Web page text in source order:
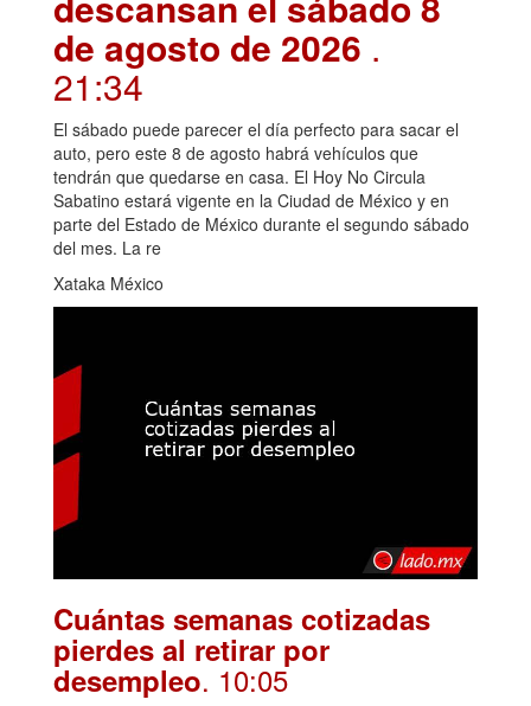
de agosto de 2026 .
21:34
El sábado puede parecer el día perfecto para sacar el
auto, pero este 8 de agosto habrá vehículos que
tendrán que quedarse en casa. El Hoy No Circula
Sabatino estará vigente en la Ciudad de México y en
parte del Estado de México durante el segundo sábado
del mes. La re
Xataka México
Cuántas semanas cotizadas
pierdes al retirar por
desempleo. 10:05